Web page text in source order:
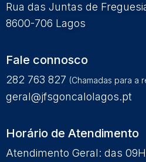
Rua das Juntas de
8600-706 Lagos
Fale connosco
282 763 827 (Chamadas para a
geral@jfsgoncalolagos.pt
Horário de Atendimento
Atendimento Geral: das